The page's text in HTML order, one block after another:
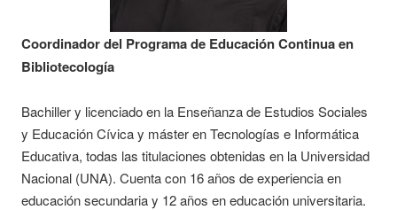
Coordinador del Programa de Educación Continua en
Bibliotecología
Bachiller y licenciado en la Enseñanza de Estudios Sociales
y Educación Cívica y máster en Tecnologías e Informática
Educativa, todas las titulaciones obtenidas en la Universidad
Nacional (UNA). Cuenta con 16 años de experiencia en
educación secundaria y 12 años en educación universitaria.